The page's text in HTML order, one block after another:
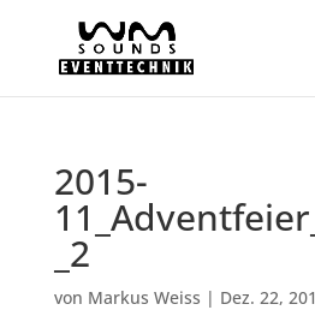
2015-
_2
von Markus Weiss | Dez. 22,